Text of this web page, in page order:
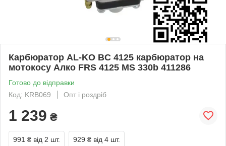
Карбюратор AL-KO BC 4125 карбюратор на
мотокосу Алко FRS 4125 MS 330b 411286
Готово до відправки
Код: KRB069
Опт і роздріб
1 239 ₴
991 ₴ від 2 шт. 929 ₴ від 4 шт.